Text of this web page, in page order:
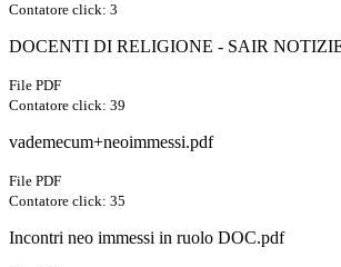
Contatore click: 3
DOCENTI DI RELIGIONE - SAIR
File PDF
Contatore click: 39
vademecum+neoimmessi.pdf
File PDF
Contatore click: 35
Incontri neo immessi in ruolo DOC.pdf